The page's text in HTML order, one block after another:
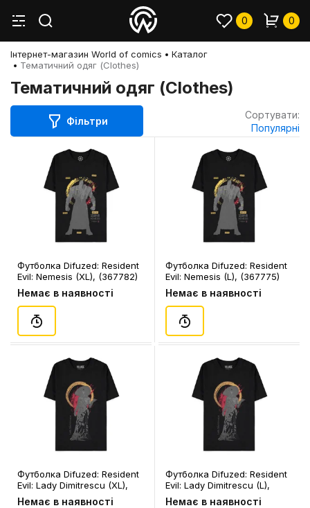
0 0
Інтернет-магазин World of comics
Каталог
Тематичний одяг (Clothes)
Тематичний одяг (Clothes)
Фільтри
Сортувати:
Популярні
Футболка Difuzed: Resident
Evil: Nemesis (XL), (367782)
Немає в наявності
Футболка Difuzed: Resident
Evil: Nemesis (L), (367775)
Немає в наявності
Футболка Difuzed: Resident
Evil: Lady Dimitrescu (XL),
(367737)
Немає в наявності
Футболка Difuzed: Resident
Evil: Lady Dimitrescu (L),
(367720)
Немає в наявності